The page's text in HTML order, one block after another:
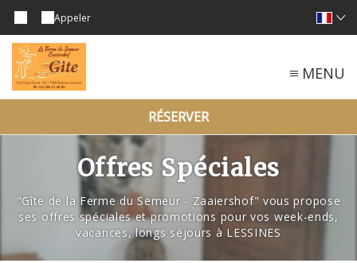
Appeler
MENU
RÉSERVER
Offres Spéciales
"Gîte de la Ferme du Semeur - Zaaiershof" vous propose
ses offres spéciales et promotions pour vos week-ends,
vacances, longs séjours à LESSINES